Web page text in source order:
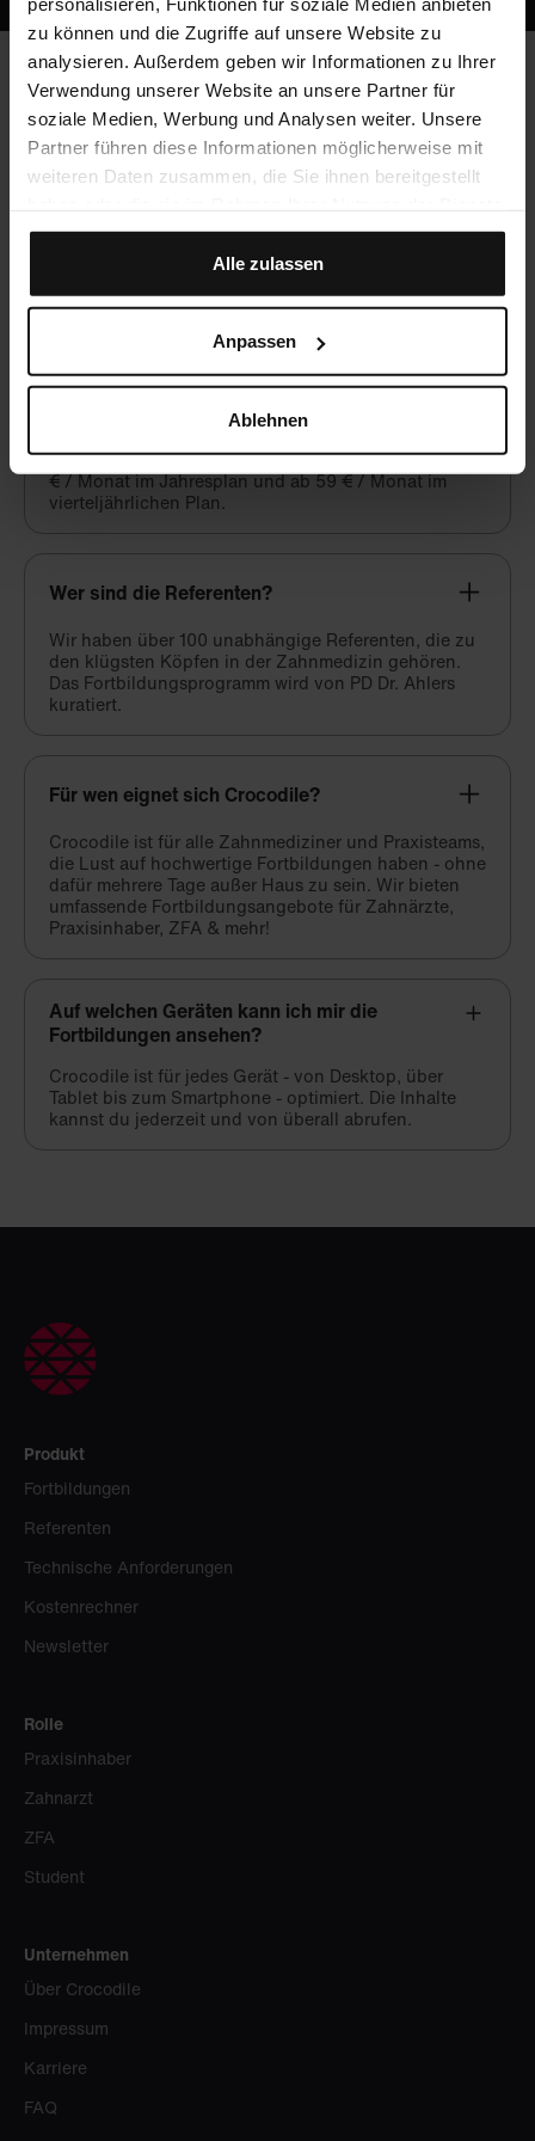
zu können und die Zugriffe auf unsere Website zu
analysieren. Außerdem geben wir Informationen zu Ihrer
Verwendung unserer Website an unsere Partner für
soziale Medien, Werbung und Analysen weiter. Unsere
Partner führen diese Informationen möglicherweise mit
weiteren Daten zusammen, die Sie ihnen bereitgestellt
gesammelt haben.
Alle zulassen
Anpassen
Ablehnen
Häufig gestellte Fragen
Ja, du kannst mit Crocodile unbegrenzt CME-Punkte
Was kostet Crocodile?
Crocodile ist eine hochwertige, aber preiswerte
einer kostenfreien Testphase beginnt Crocodile ab 49
€ / Monat im Jahresplan und ab 59 € / Monat im
vierteljährlichen Plan.
Wer sind die Referenten?
Wir haben über 100 unabhängige Referenten, die zu
den klügsten Köpfen in der Zahnmedizin gehören.
Das Fortbildungsprogramm wird von PD Dr. Ahlers
kuratiert.
Für wen eignet sich Crocodile?
Crocodile ist für alle Zahnmediziner und Praxisteams,
die Lust auf hochwertige Fortbildungen haben - ohne
dafür mehrere Tage außer Haus zu sein. Wir bieten
umfassende Fortbildungsangebote für Zahnärzte,
Praxisinhaber, ZFA & mehr!
Auf welchen Geräten kann ich mir die
Fortbildungen ansehen?
Crocodile ist für jedes Gerät - von Desktop, über
Tablet bis zum Smartphone - optimiert. Die Inhalte
kannst du jederzeit und von überall abrufen.
Produkt
Fortbildungen
Referenten
Technische Anforderungen
Kostenrechner
Newsletter
Rolle
Praxisinhaber
Zahnarzt
ZFA
Student
Unternehmen
Über Crocodile
Impressum
Karriere
FAQ